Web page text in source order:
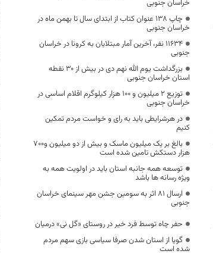
خراسان جنوبی
چاپ ۱۳۸ عنوان کتاب از ابتدای سال تا بهمن ماه در
خراسان جنوبی
11634 نفر، آخرین آمار مبتلایان به کرونا در خراسان
جنوبی
بزرگداشت یوم الله نهم دی در بیش از 30 نقطه
استان خراسان جنوبی
توزیع 2 میلیون و 100 هزار کیلوگرم اقلام اساسی در
خراسان جنوبی
در هرشرایطی باید به رای و خواست مردم تمکین
کنیم
بالغ بر یک میلیون ماسک و بیش از دو میلیون و۷۰۰
هزار دستکش تامین شده است
توسعه همه جانبه استان باید در اولویت همه به
ویژه رسانه ها باشد
ارسال ۸۱ اثر به سومین جشن مهر سینمای خراسان
جنوبی
حفر چاه توسط فرد خیر در روستای «گل نی» درمیان
گویا از استان شدن صرفا سیاسی بازی سهم مردم
شده است